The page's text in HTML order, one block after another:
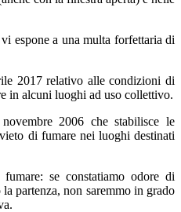
espone a una multa forfettaria di
2017 relativo alle condizioni di
in alcuni luoghi ad uso collettivo.
2006 che stabilisce le
di fumare nei luoghi destinati
se constatiamo odore di
partenza, non saremmo in grado